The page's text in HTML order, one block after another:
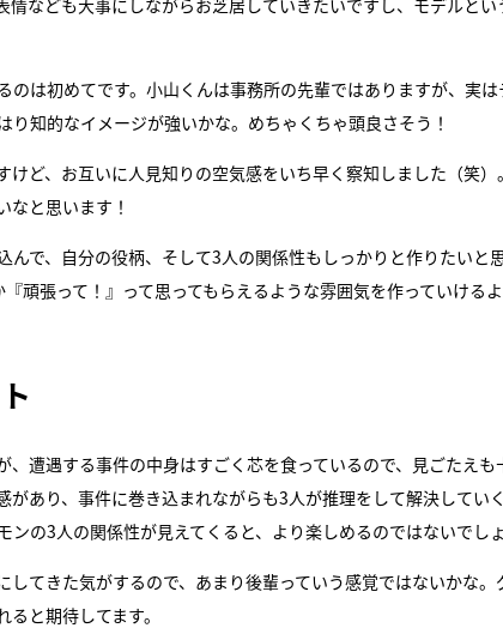
情なども大事にしながらお芝居していきたいですし、モデルと
のは初めてです。小山くんは事務所の先輩ではありますが、実
知的なイメージが強いかな。めちゃくちゃ頭良さそう！
けど、お互いに人見知りの空気感をいち早く察知しました（笑
なと思います！
んで、自分の役柄、そして3人の関係性もしっかりと作りたいと
頑張って！』って思ってもらえるような雰囲気を作っていけるよ
、遭遇する事件の中身はすごく芯を食っているので、見ごたえ
があり、事件に巻き込まれながらも3人が推理をして解決してい
の3人の関係性が見えてくると、より楽しめるのではないでしょ
してきた気がするので、あまり後輩っていう感覚ではないかな
と期待してます。